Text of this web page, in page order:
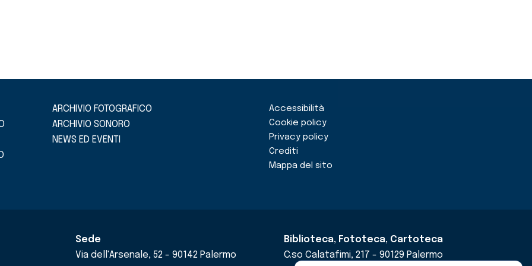
ARCHIVIO FOTOGRAFICO
ARCHIVIO SONORO
NEWS ED EVENTI
Accessibilità
Cookie policy
Privacy policy
Crediti
Mappa del sito
Sede
Via dell'Arsenale, 52 - 90142 Palermo
Biblioteca, Fototeca, Cartoteca
C.so Calatafimi, 217 - 90129 Palermo